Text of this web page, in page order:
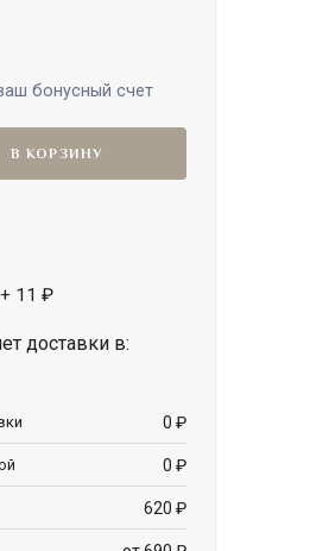
бонусный счет
В КОРЗИНУ
11 ₽
доставки в:
0 ₽
0 ₽
620 ₽